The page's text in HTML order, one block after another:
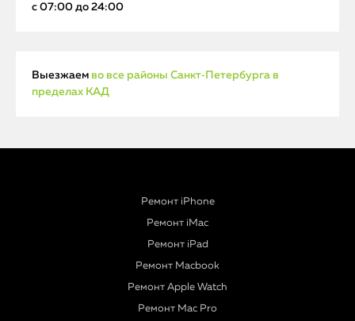
с 07:00 до 24:00
Выезжаем во все районы Санкт‑Петербурга в
пределах КАД
Ремонт iPhone
Ремонт iMac
Ремонт iPad
Ремонт Macbook
Ремонт Apple Watch
Ремонт Mac Pro